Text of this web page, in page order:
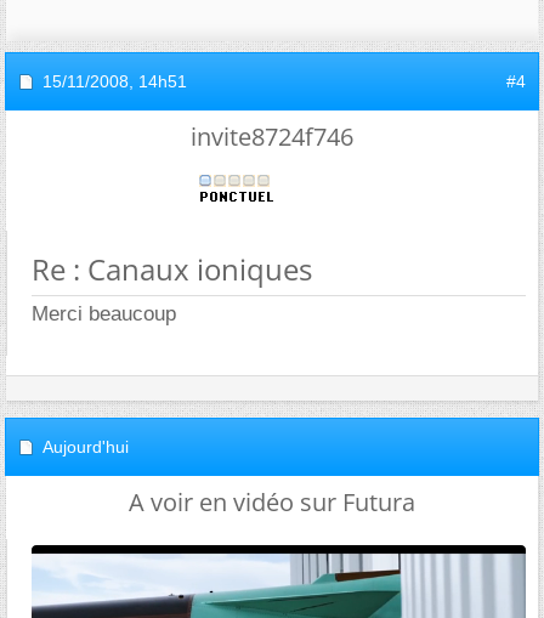
15/11/2008, 14h51 #4
invite8724f746
Re : Canaux ioniques
Merci beaucoup
Aujourd'hui
A voir en vidéo sur Futura